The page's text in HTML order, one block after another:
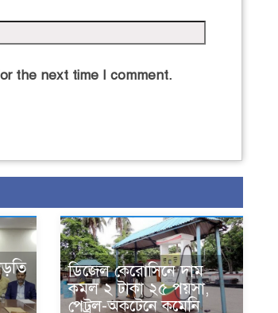
the next time I comment.
ডিজেল কেরোসিনে দাম
কমল ২ টাকা ২৫ পয়সা,
পেট্রল-অকটেনে কমেনি